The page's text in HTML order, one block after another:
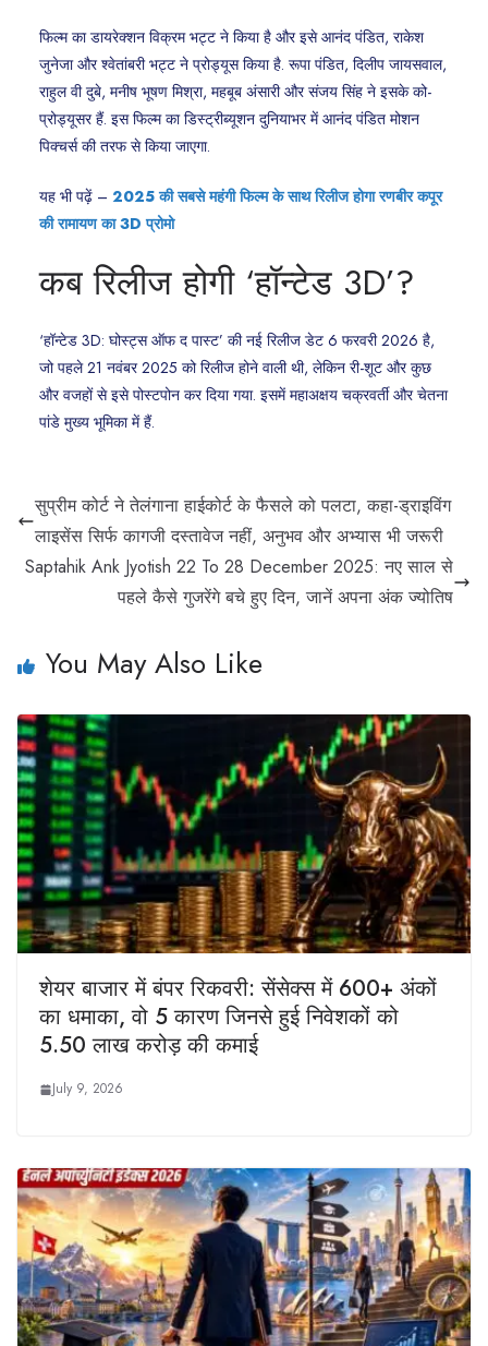
फिल्म का डायरेक्शन विक्रम भट्ट ने किया है और इसे आनंद पंडित, राकेश
जुनेजा और श्वेतांबरी भट्ट ने प्रोड्यूस किया है. रूपा पंडित, दिलीप जायसवाल,
राहुल वी दुबे, मनीष भूषण मिश्रा, महबूब अंसारी और संजय सिंह ने इसके को-
प्रोड्यूसर हैं. इस फिल्म का डिस्ट्रीब्यूशन दुनियाभर में आनंद पंडित मोशन
पिक्चर्स की तरफ से किया जाएगा.
यह भी पढ़ें – 2025 की सबसे महंगी फिल्म के साथ रिलीज होगा रणबीर कपूर
की रामायण का 3D प्रोमो
कब रिलीज होगी ‘हॉन्टेड 3D’?
‘हॉन्टेड 3D: घोस्ट्स ऑफ द पास्ट’ की नई रिलीज डेट 6 फरवरी 2026 है,
जो पहले 21 नवंबर 2025 को रिलीज होने वाली थी, लेकिन री-शूट और कुछ
और वजहों से इसे पोस्टपोन कर दिया गया. इसमें महाअक्षय चक्रवर्ती और चेतना
पांडे मुख्य भूमिका में हैं.
सुप्रीम कोर्ट ने तेलंगाना हाईकोर्ट के फैसले को पलटा, कहा-ड्राइविंग
लाइसेंस सिर्फ कागजी दस्तावेज नहीं, अनुभव और अभ्यास भी जरूरी
Saptahik Ank Jyotish 22 To 28 December 2025: नए साल से
पहले कैसे गुजरेंगे बचे हुए दिन, जानें अपना अंक ज्योतिष
You May Also Like
शेयर बाजार में बंपर रिकवरी: सेंसेक्स में 600+ अंकों
का धमाका, वो 5 कारण जिनसे हुई निवेशकों को
5.50 लाख करोड़ की कमाई
July 9, 2026